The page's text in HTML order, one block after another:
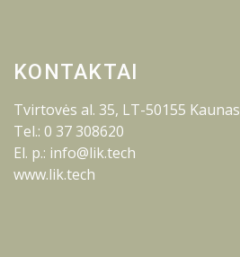
KONTAKTAI
Tvirtovės al. 35, LT-50155 Kaunas
Tel.: 0 37 308620
El. p.: info@lik.tech
www.lik.tech